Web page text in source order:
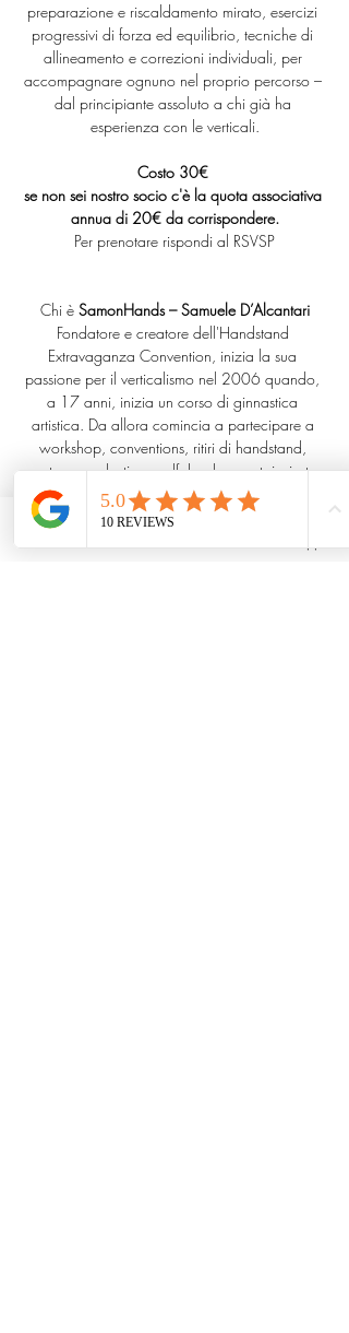
preparazione e riscaldamento mirato, esercizi
progressivi di forza ed equilibrio, tecniche di
allineamento e correzioni individuali, per
accompagnare ognuno nel proprio percorso –
dal principiante assoluto a chi già ha
esperienza con le verticali.
Costo 30€
se non sei nostro socio c'è la quota associativa
annua di 20€ da corrispondere.
Per prenotare rispondi al RSVSP
Chi è SamonHands – Samuele D’Alcantari
Fondatore e creatore dell'Handstand
Extravaganza Convention, inizia la sua
passione per il verticalismo nel 2006 quando,
a 17 anni, inizia un corso di ginnastica
artistica. Da allora comincia a partecipare a
workshop, conventions, ritiri di handstand,
partner acrobatics e self-development, ispirato
e in contatto con insegnanti provenienti da tutto
il mondo.